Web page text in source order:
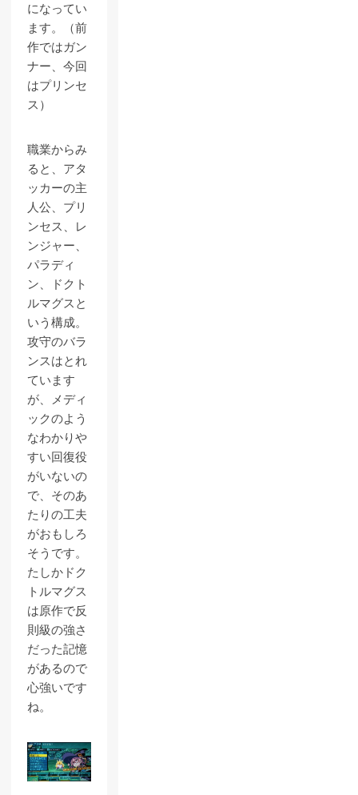
になってい
ます。（前
作ではガン
ナー、今回
はプリンセ
ス）
職業からみ
ると、アタ
ッカーの主
人公、プリ
ンセス、レ
ンジャー、
パラディ
ン、ドクト
ルマグスと
いう構成。
攻守のバラ
ンスはとれ
ています
が、メディ
ックのよう
なわかりや
すい回復役
がいないの
で、そのあ
たりの工夫
がおもしろ
そうです。
たしかドク
トルマグス
は原作で反
則級の強さ
だった記憶
があるので
心強いです
ね。